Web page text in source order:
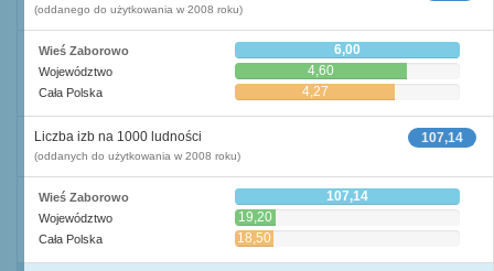
(oddanego do użytkowania w 2008 roku)
Wieś Zaborowo 6,00
Województwo 4,60
Cała Polska 4,27
107,14
Liczba izb na 1000 ludności
(oddanych do użytkowania w 2008 roku)
Wieś Zaborowo 107,14
Województwo 19,20
Cała Polska 18,50